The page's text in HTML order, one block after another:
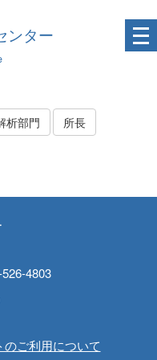
ンター
析部門 所長
4803
のご利用について